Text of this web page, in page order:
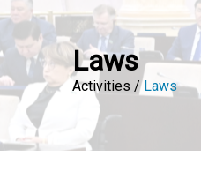
Laws
Activities / Laws